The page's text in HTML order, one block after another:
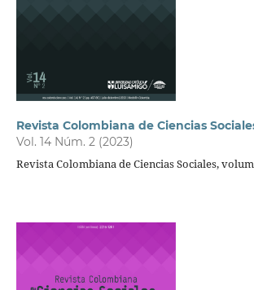
Revista Colombiana de Ciencias
Vol. 14 Núm. 2 (2023)
Revista Colombiana de Ciencias Sociales,